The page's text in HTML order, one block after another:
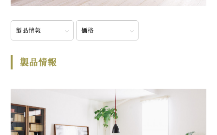
製品情報 価格
製品情報